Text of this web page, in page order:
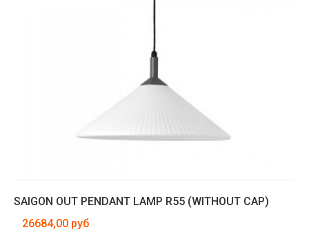
SAIGON OUT PENDANT LAMP R55 (WITHOUT CAP)
26684,00 руб